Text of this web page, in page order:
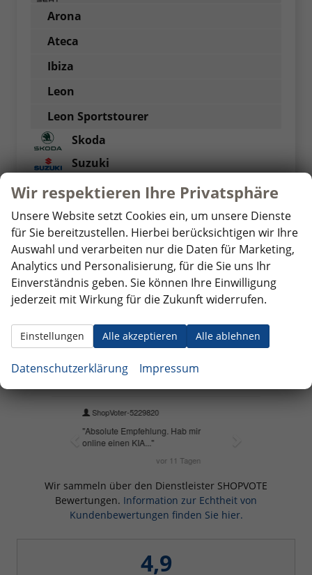
Arona
Ateca
Ibiza
Leon
Leon Sportstourer
Skoda
Suzuki
Toyota
Volkswagen
Volvo
Weitere
Wir sammeln über den Dienstleister SHOPVOTE
Bewertungen. Information zur Echtheit von
Kundenbewertungen finden Sie hier.
4,9
Wir respektieren Ihre Privatsphäre
Unsere Website setzt Cookies ein, um unsere Dienste
für Sie bereitzustellen. Hierbei berücksichtigen wir Ihre
Auswahl und verarbeiten nur die Daten für Marketing,
Analytics und Personalisierung, für die Sie uns Ihr
Einverständnis geben. Sie können Ihre Einwilligung
jederzeit mit Wirkung für die Zukunft widerrufen.
Alle akzeptieren Alle ablehnen
Einstellungen
Datenschutzerklärung Impressum